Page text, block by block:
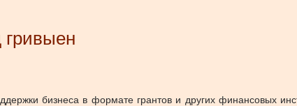
гривыен
бизнеса в формате грантов и других финансовых